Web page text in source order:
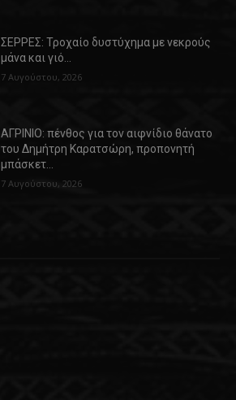
ΣΕΡΡΕΣ: Τροχαίο δυστύχημα με νεκρούς
μάνα και γιό…
7 Αυγούστου, 2026
ΑΓΡΙΝΙΟ: πένθος για τον αιφνίδιο θάνατο
του Δημήτρη Καρατσώρη, προπονητή
μπάσκετ…
7 Αυγούστου, 2026